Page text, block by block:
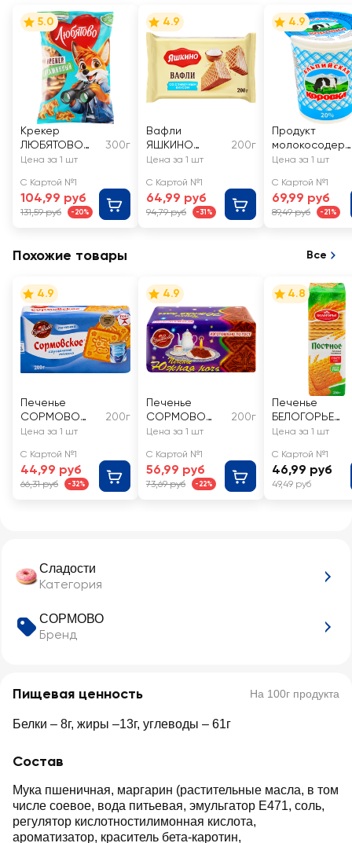
Сладости
Категория
СОРМОВО
Бренд
Пищевая ценность На 100г продукта
Белки – 8г, жиры –13г, углеводы – 61г
Состав
Мука пшеничная, маргарин (растительные масла, в том
числе соевое, вода питьевая, эмульгатор E471, соль,
регулятор кислотностилимонная кислота,
ароматизатор, краситель бета-каротин,
5.0
Крекер
ЛЮБЯТОВО
Витаминный
300г
Цена за 1 шт
С Картой №1
104,99 руб
131,59 руб -20%
4.9
Вафли
ЯШКИНО
Сливочные
200г
Цена за 1 шт
С Картой №1
64,99 руб
94,79 руб -31%
4.9
Продукт
молокосодерж
ащий
КОРОВКА
произведенны
й по
Цена за 1 шт
С Картой №1
69,99 руб
89,49 руб -21%
Похожие товары Все
4.9
Печенье
СОРМОВО
Сгущенное
200г
Цена за 1 шт
С Картой №1
44,99 руб
66,31 руб -32%
4.9
Печенье
СОРМОВО
Южная ночь
200г
Цена за 1 шт
С Картой №1
56,99 руб
73,69 руб -22%
4.8
Печенье
БЕЛОГОРЬЕ
Постное
Цена за 1 шт
С Картой №1
46,99 руб
49,49 руб